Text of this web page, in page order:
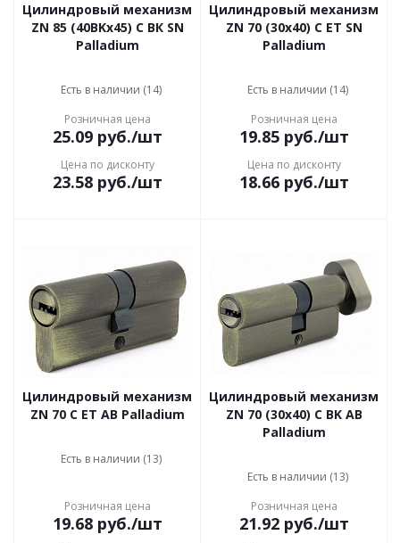
Цилиндровый механизм
ZN 85 (40BKх45) C ВК SN
Palladium
Есть в наличии (14)
Розничная цена
25.09руб./шт
Цена по дисконту
23.58руб./шт
Цилиндровый механизм
ZN 70 (30х40) C ET SN
Palladium
Есть в наличии (14)
Розничная цена
19.85руб./шт
Цена по дисконту
18.66руб./шт
Цилиндровый механизм
ZN 70 C ET AB Palladium
Есть в наличии (13)
Розничная цена
19.68руб./шт
Цилиндровый механизм
ZN 70 (30x40) C BK AB
Palladium
Есть в наличии (13)
Розничная цена
21.92руб./шт